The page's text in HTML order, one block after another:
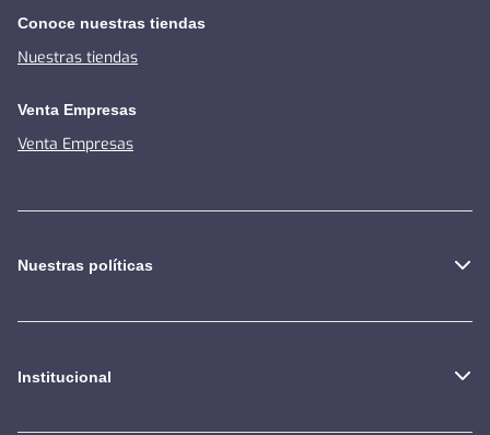
Conoce nuestras tiendas
Nuestras tiendas
Venta Empresas
Venta Empresas
Nuestras políticas
Institucional